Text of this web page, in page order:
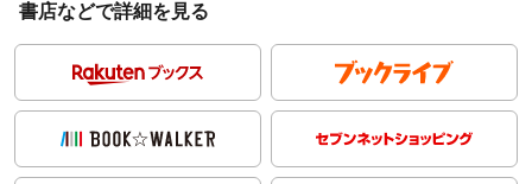
書店などで詳細を見る